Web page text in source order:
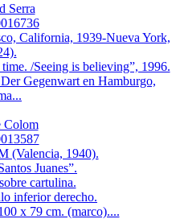
Serra
California, 1939-Nueva York,
/Seeing is believing”, 1996.
Gegenwart en Hamburgo,
Colom
(Valencia, 1940).
Juanes”.
cartulina.
inferior derecho.
x 79 cm. (marco)....